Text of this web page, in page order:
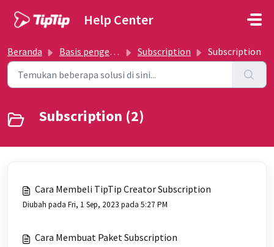
Help Center
Beranda Basis pengetahuan Subscription Subscription
Subscription (2)
Cara Membeli TipTip Creator Subscription
Diubah pada Fri, 1 Sep, 2023 pada 5:27 PM
Cara Membuat Paket Subscription